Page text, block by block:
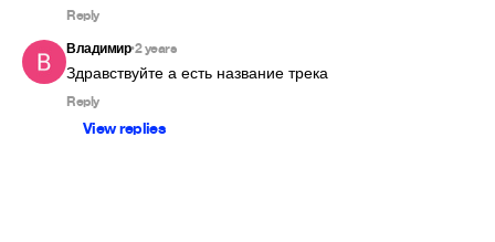
Reply
Владимир•2 years
Здравствуйте а есть название трека
Reply
View replies